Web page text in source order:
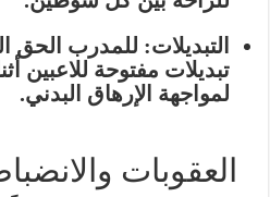
التبديلات: للمدرب الحق
تبديلات مفتوحة للاعبين
لمواجهة الإرهاق البدني.
العقوبات